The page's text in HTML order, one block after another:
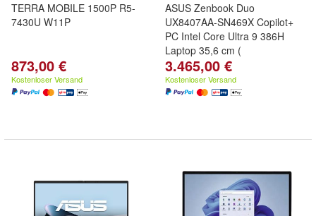
TERRA MOBILE 1500P R5-
7430U W11P
873,00 €
Kostenloser Versand
ASUS Zenbook Duo
UX8407AA-SN469X Copilot+
PC Intel Core Ultra 9 386H
Laptop 35,6 cm (
3.465,00 €
Kostenloser Versand